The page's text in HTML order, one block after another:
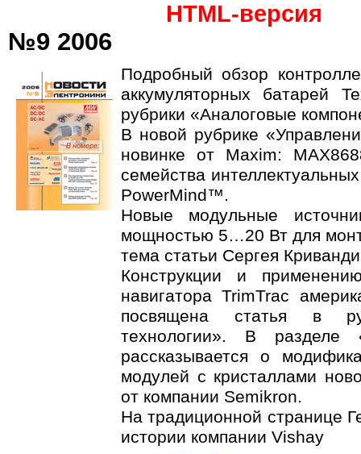
HTML-версия
№9 2006
Подробный обзор
аккумуляторных батарей
рубрики «Аналоговые
В новой рубрике
новинке от Maxim:
семейства
PowerMind™.
Новые модульные
мощностью 5…20 Вт для
тема статьи Сергея
Конструкции и
навигатора TrimTrac
посвящена статья в
технологии». В разделе
рассказывается о
модулей с кристаллами
от компании Semikron.
На традиционной странице
истории компании Vishay